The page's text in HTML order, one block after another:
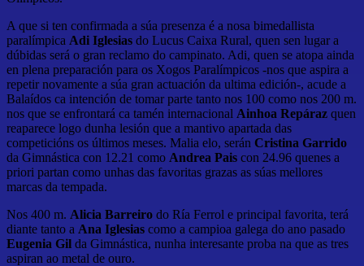
A que si ten confirmada a súa presenza é a nosa bimedallista
paralímpica Adi Iglesias do Lucus Caixa Rural, quen sen lugar a
dúbidas será o gran reclamo do campinato. Adi, quen se atopa ainda
en plena preparación para os Xogos Paralímpicos -nos que aspira a
repetir novamente a súa gran actuación da ultima edición-, acude a
Balaídos ca intención de tomar parte tanto nos 100 como nos 200 m.
nos que se enfrontará ca tamén internacional Ainhoa Repáraz quen
reaparece logo dunha lesión que a mantivo apartada das
competicións os últimos meses. Malia elo, serán Cristina Garrido
da Gimnástica con 12.21 como Andrea Pais con 24.96 quenes a
priori partan como unhas das favoritas grazas as súas mellores
marcas da tempada.
Nos 400 m. Alicia Barreiro do Ría Ferrol e principal favorita, terá
diante tanto a Ana Iglesias como a campioa galega do ano pasado
Eugenia Gil da Gimnástica, nunha interesante proba na que as tres
aspiran ao metal de ouro.